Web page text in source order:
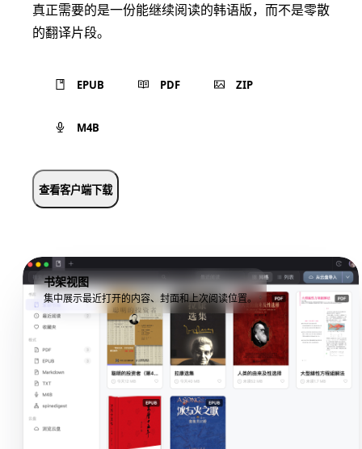
真正需要的是一份能继续阅读的韩语版，而不是零散
的翻译片段。
EPUB PDF ZIP
M4B
查看客户端下载
书架视图
集中展示最近打开的内容、封面和上次阅读位置。